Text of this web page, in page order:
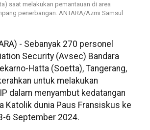
saat melakukan pemantauan di area
penerbangan. ANTARA/Azmi Samsul
- Sebanyak 270 personel
Security (Avsec) Bandara
Hatta (Soetta), Tangerang,
untuk melakukan
dalam menyambut kedatangan
Katolik dunia Paus Fransiskus ke
6 September 2024.